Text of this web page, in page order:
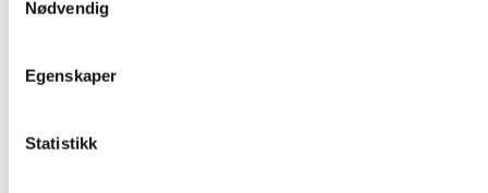
Nødvendig
Egenskaper
Statistikk